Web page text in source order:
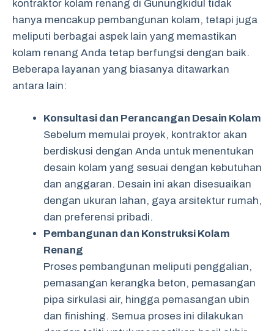
kontraktor kolam renang di Gunungkidul tidak
hanya mencakup pembangunan kolam, tetapi juga
meliputi berbagai aspek lain yang memastikan
kolam renang Anda tetap berfungsi dengan baik.
Beberapa layanan yang biasanya ditawarkan
antara lain:
Konsultasi dan Perancangan Desain Kolam
Sebelum memulai proyek, kontraktor akan
berdiskusi dengan Anda untuk menentukan
desain kolam yang sesuai dengan kebutuhan
dan anggaran. Desain ini akan disesuaikan
dengan ukuran lahan, gaya arsitektur rumah,
dan preferensi pribadi.
Pembangunan dan Konstruksi Kolam
Renang
Proses pembangunan meliputi penggalian,
pemasangan kerangka beton, pemasangan
pipa sirkulasi air, hingga pemasangan ubin
dan finishing. Semua proses ini dilakukan